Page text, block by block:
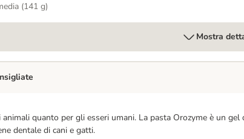
(141 g)
Mostra
quanto per gli esseri umani. La pasta Orozyme è un gel
dentale di cani e gatti.